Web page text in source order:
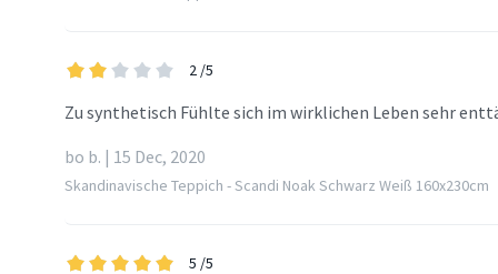
2 /5
Zu synthetisch Fühlte sich im wirklichen Leben sehr
bo b. | 15 Dec, 2020
Skandinavische Teppich - Scandi Noak Schwarz Weiß 160x230cm
5 /5